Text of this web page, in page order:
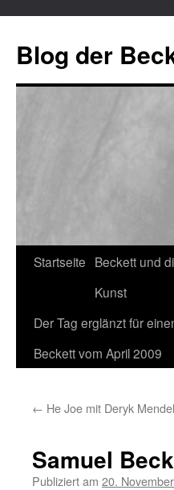
Blog der
Zum
springen
Startseite Beckett und
Kunst
Der Tag erglänzt für
Beckett vom April 2009
← He Joe mit Deryk Mendel
Samuel
Publiziert am 20.